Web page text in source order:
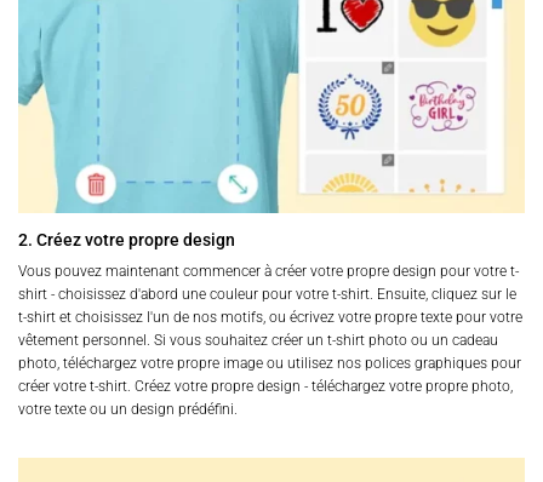
2. Créez votre propre design
Vous pouvez maintenant commencer à créer votre propre design pour votre t-
shirt - choisissez d'abord une couleur pour votre t-shirt. Ensuite, cliquez sur le
t-shirt et choisissez l'un de nos motifs, ou écrivez votre propre texte pour votre
vêtement personnel. Si vous souhaitez créer un t-shirt photo ou un cadeau
photo, téléchargez votre propre image ou utilisez nos polices graphiques pour
créer votre t-shirt. Créez votre propre design - téléchargez votre propre photo,
votre texte ou un design prédéfini.